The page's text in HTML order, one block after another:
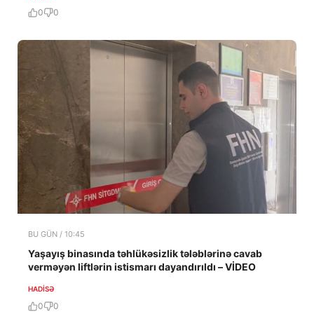
0 0
BU GÜN / 10:45
Yaşayış binasında təhlükəsizlik tələblərinə cavab
verməyən liftlərin istismarı dayandırıldı – VİDEO
HADISƏ
0 0